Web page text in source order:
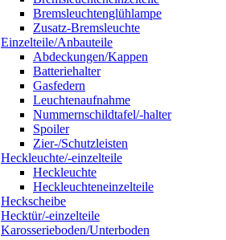
Bremsleuchtenglühlampe
Zusatz-Bremsleuchte
Einzelteile/Anbauteile
Abdeckungen/Kappen
Batteriehalter
Gasfedern
Leuchtenaufnahme
Nummernschildtafel/-halter
Spoiler
Zier-/Schutzleisten
Heckleuchte/-einzelteile
Heckleuchte
Heckleuchteneinzelteile
Heckscheibe
Hecktür/-einzelteile
Karosserieboden/Unterboden